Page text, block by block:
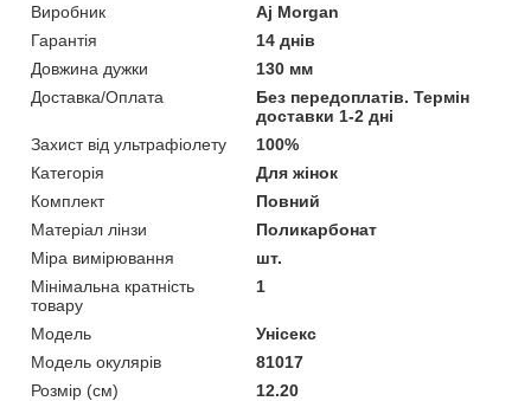
Виробник
Aj Morgan
Гарантія
14 днів
Довжина дужки
130 мм
Доставка/Оплата
Без передоплатів. Термін
доставки 1-2 дні
Захист від ультрафіолету
100%
Категорія
Для жінок
Комплект
Повний
Матеріал лінзи
Поликарбонат
Міра вимірювання
шт.
Мінімальна кратність
товару
1
Мoдель
Унісекс
Модель окулярів
81017
Розмір (см)
12.20